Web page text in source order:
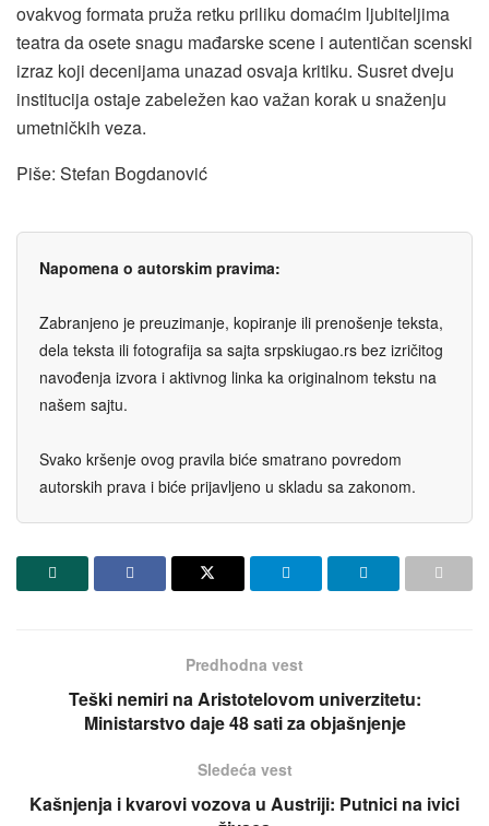
ovakvog formata pruža retku priliku domaćim ljubiteljima
teatra da osete snagu mađarske scene i autentičan scenski
izraz koji decenijama unazad osvaja kritiku. Susret dveju
institucija ostaje zabeležen kao važan korak u snaženju
umetničkih veza.
Piše: Stefan Bogdanović
Napomena o autorskim pravima:
Zabranjeno je preuzimanje, kopiranje ili prenošenje teksta,
dela teksta ili fotografija sa sajta srpskiugao.rs bez izričitog
navođenja izvora i aktivnog linka ka originalnom tekstu na
našem sajtu.
Svako kršenje ovog pravila biće smatrano povredom
autorskih prava i biće prijavljeno u skladu sa zakonom.
Predhodna vest
Teški nemiri na Aristotelovom univerzitetu:
Ministarstvo daje 48 sati za objašnjenje
Sledeća vest
Kašnjenja i kvarovi vozova u Austriji: Putnici na ivici